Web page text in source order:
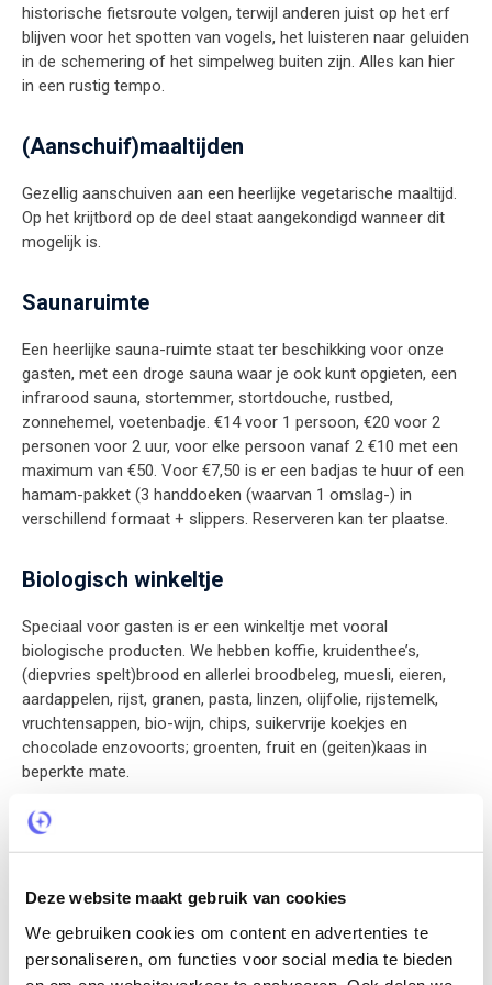
Deze website maakt gebruik van cookies
We gebruiken cookies om content en advertenties te
personaliseren, om functies voor social media te bieden
historische fietsroute volgen, terwijl anderen juist op het erf
blijven voor het spotten van vogels, het luisteren naar geluiden
in de schemering of het simpelweg buiten zijn. Alles kan hier
in een rustig tempo.
(Aanschuif)maaltijden
Gezellig aanschuiven aan een heerlijke vegetarische maaltijd.
Op het krijtbord op de deel staat aangekondigd wanneer dit
mogelijk is.
Saunaruimte
Een heerlijke sauna-ruimte staat ter beschikking voor onze
gasten, met een droge sauna waar je ook kunt opgieten, een
infrarood sauna, stortemmer, stortdouche, rustbed,
zonnehemel, voetenbadje. €14 voor 1 persoon, €20 voor 2
personen voor 2 uur, voor elke persoon vanaf 2 €10 met een
maximum van €50. Voor €7,50 is er een badjas te huur of een
hamam-pakket (3 handdoeken (waarvan 1 omslag-) in
verschillend formaat + slippers. Reserveren kan ter plaatse.
Biologisch winkeltje
Speciaal voor gasten is er een winkeltje met vooral
biologische producten. We hebben koffie, kruidenthee’s,
(diepvries spelt)brood en allerlei broodbeleg, muesli, eieren,
aardappelen, rijst, granen, pasta, linzen, olijfolie, rijstemelk,
vruchtensappen, bio-wijn, chips, suikervrije koekjes en
chocolade enzovoorts; groenten, fruit en (geiten)kaas in
beperkte mate.
Boekenhoek
bent. Heb je zelf een leuk boek uitgelezen en wil je het niet
meer meenemen dan kun je hem hier achter laten voor een
volgende gast en zelf weer een andere roman meenemen
(graag even opletten: gestempelde boeken willen we graag